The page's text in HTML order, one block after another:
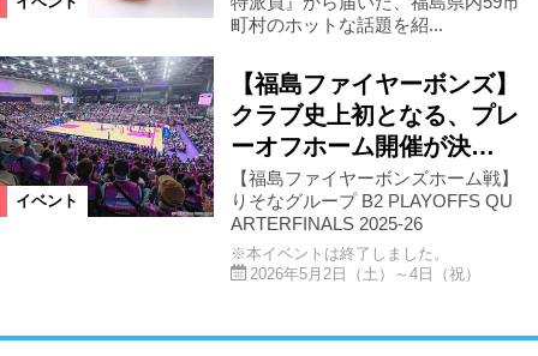
町村のホットな話題を紹...
イベント
【福島ファイヤーボンズ】
クラブ史上初となる、プレ
ーオフホーム開催が決…
【福島ファイヤーボンズホーム戦】
りそなグループ B2 PLAYOFFS QU
ARTERFINALS 2025-26
※本イベントは終了しました。
2026年5月2日（土）～4日（祝）